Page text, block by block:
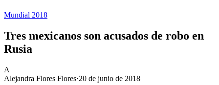
Mundial 2018
Tres mexicanos son acusados de robo en
Rusia
A
Alejandra Flores Flores·20 de junio de 2018